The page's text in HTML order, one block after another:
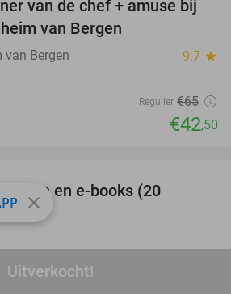
Uitverkocht!
35%
van de chef + amuse bij
van Bergen
van Bergen 9.7 star
Regulier €65
€42,50
en e-books (20
close